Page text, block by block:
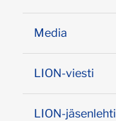
Media
LION-viesti
LION-jäsenlehti